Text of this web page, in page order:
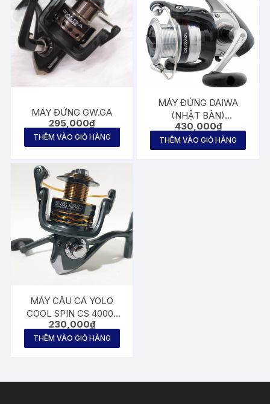
MÁY ĐỨNG GW.GA
295,000₫
THÊM VÀO GIỎ HÀNG
MÁY ĐỨNG DAIWA
(NHẬT BẢN)
STRIKEFORCE SF2500
430,000₫
THÊM VÀO GIỎ HÀNG
MÁY CÂU CÁ YOLO
COOL SPIN CS 4000-
5000
230,000₫
THÊM VÀO GIỎ HÀNG